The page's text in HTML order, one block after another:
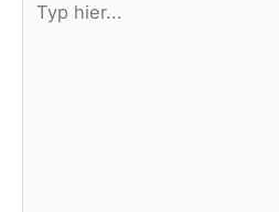
hier...